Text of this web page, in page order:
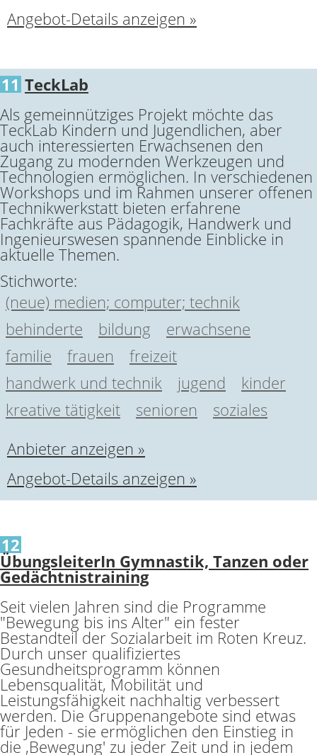
Angebot-Details anzeigen »
11 TeckLab
Als gemeinnütziges Projekt möchte das
TeckLab Kindern und Jugendlichen, aber
auch interessierten Erwachsenen den
Zugang zu modernden Werkzeugen und
Technologien ermöglichen. In verschiedenen
Workshops und im Rahmen unserer offenen
Technikwerkstatt bieten erfahrene
Fachkräfte aus Pädagogik, Handwerk und
Ingenieurswesen spannende Einblicke in
aktuelle Themen.
Stichworte:
(neue) medien; computer; technik
behinderte
bildung
erwachsene
familie
frauen
freizeit
handwerk und technik
jugend
kinder
kreative tätigkeit
senioren
soziales
Anbieter anzeigen »
Angebot-Details anzeigen »
12
ÜbungsleiterIn Gymnastik, Tanzen oder
Gedächtnistraining
Seit vielen Jahren sind die Programme
"Bewegung bis ins Alter" ein fester
Bestandteil der Sozialarbeit im Roten Kreuz.
Durch unser qualifiziertes
Gesundheitsprogramm können
Lebensqualität, Mobilität und
Leistungsfähigkeit nachhaltig verbessert
werden. Die Gruppenangebote sind etwas
für Jeden - sie ermöglichen den Einstieg in
die ,Bewegung' zu jeder Zeit und in jedem